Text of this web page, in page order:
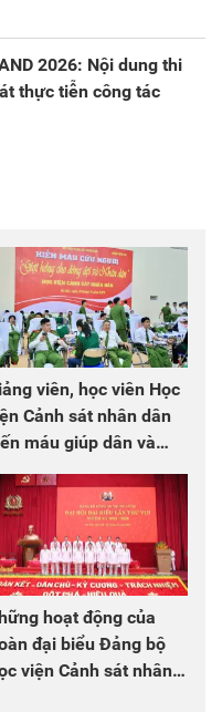
2026: Nội dung thi
thực tiễn công tác
viên, học viên Học
Cảnh sát nhân dân
máu giúp dân và
đội
hoạt động của
đại biểu Đảng bộ
viện Cảnh sát nhân